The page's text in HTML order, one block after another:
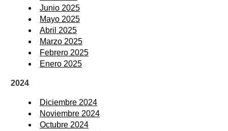
Junio 2025
Mayo 2025
Abril 2025
Marzo 2025
Febrero 2025
Enero 2025
2024
Diciembre 2024
Noviembre 2024
Octubre 2024